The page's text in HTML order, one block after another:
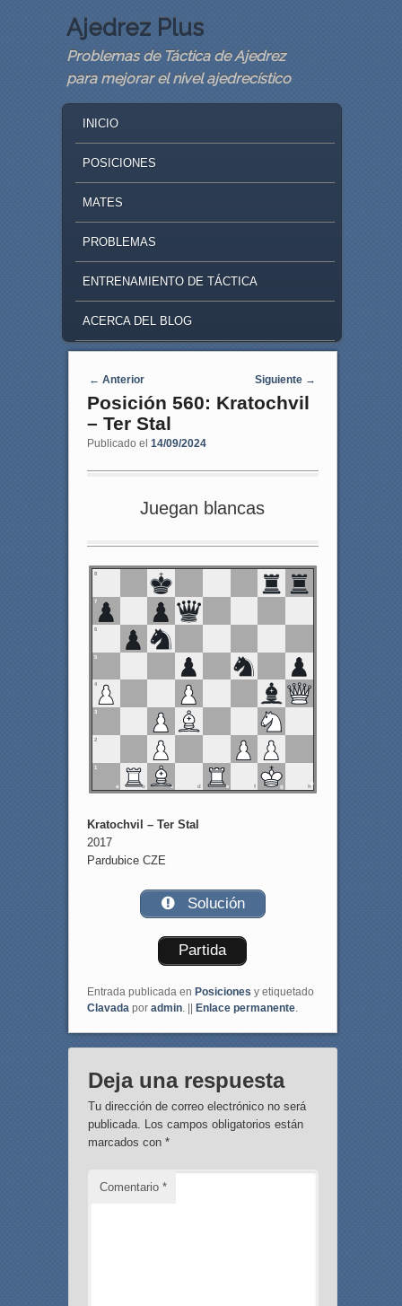
Ajedrez Plus
Problemas de Táctica de Ajedrez
para mejorar el nivel ajedrecístico
SKIP TO PRIMARY CONTENT
SKIP TO SECONDARY CONTENT
INICIO
POSICIONES
MATES
PROBLEMAS
ENTRENAMIENTO DE TÁCTICA
ACERCA DEL BLOG
Navegaci�n de entradas
← Anterior Siguiente →
Posición 560: Kratochvil
– Ter Stal
Publicado el 14/09/2024
Juegan blancas
8
7
6
5
4
3
2
1
a b c d e f g h
Kratochvil – Ter Stal
2017
Pardubice CZE
Solución
Partida
Entrada publicada en Posiciones y etiquetado
Clavada por admin. || Enlace permanente.
Deja una respuesta
Tu dirección de correo electrónico no será
publicada. Los campos obligatorios están
marcados con *
Comentario *